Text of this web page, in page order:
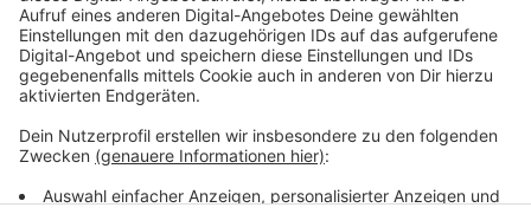
Anzeige